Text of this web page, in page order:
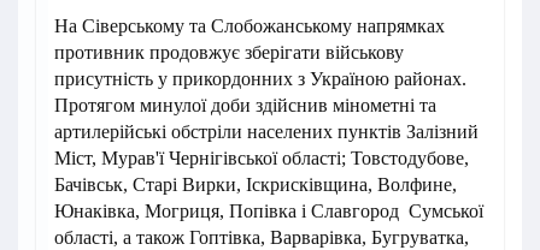
На Сіверському та Слобожанському напрямках
противник продовжує зберігати військову
присутність у прикордонних з Україною районах.
Протягом минулої доби здійснив мінометні та
артилерійські обстріли населених пунктів Залізний
Міст, Мурав'ї Чернігівської області; Товстодубове,
Бачівськ, Старі Вирки, Іскрисківщина, Волфине,
Юнаківка, Могриця, Попівка і Славгород Сумської
області, а також Гоптівка, Варварівка, Бугруватка,